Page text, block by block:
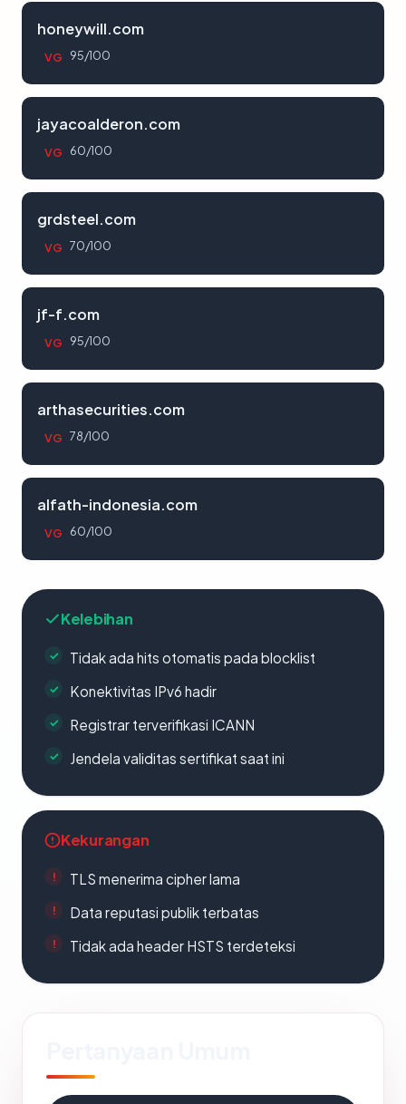
honeywill.com
VG 95/100
jayacoalderon.com
VG 60/100
grdsteel.com
VG 70/100
jf-f.com
VG 95/100
arthasecurities.com
VG 78/100
alfath-indonesia.com
VG 60/100
Kelebihan
Tidak ada hits otomatis pada blocklist
Konektivitas IPv6 hadir
Registrar terverifikasi ICANN
Jendela validitas sertifikat saat ini
Kekurangan
TLS menerima cipher lama
Data reputasi publik terbatas
Tidak ada header HSTS terdeteksi